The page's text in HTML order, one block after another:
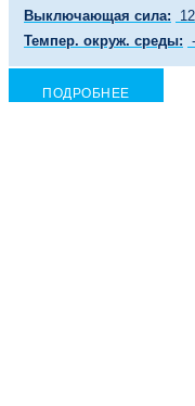
Выключающая сила:
Темпер. окруж. среды:
ПОДРОБНЕЕ